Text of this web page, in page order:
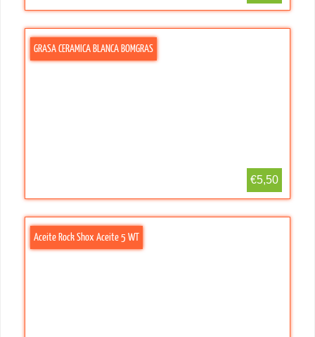
GRASA CERAMICA BLANCA BOMGRAS
€5,50
Aceite Rock Shox Aceite 5 WT